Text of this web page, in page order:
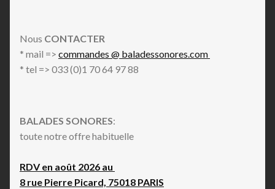
Nous CONTACTER
* mail => commandes @ baladessonores.com
* tel => 033 (0)1 70 64 97 88
BALADES SONORES:
toute notre offre habituelle
RDV en août 2026 au
8 rue Pierre Picard, 75018 PARIS